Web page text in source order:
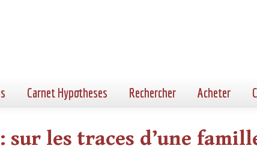
Carnet Hypotheses Rechercher Acheter
sur les traces d’une